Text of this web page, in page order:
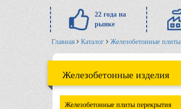
22 года на
рынке
Главная Каталог Железобетонные
Железобетонные изделия
Железобетонные плиты перекрытия